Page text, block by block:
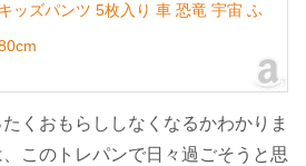
ッズパンツ 5枚入り 車 恐竜 宇宙 ふ
くおもらししなくなるかわかりま
このトレパンで日々過ごそうと思